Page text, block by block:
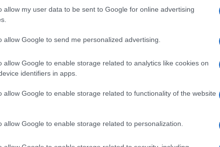
allow my user data to be sent to Google for online advertising
allow Google to send me personalized advertising.
allow Google to enable storage related to analytics like cookies on
identifiers in apps.
allow Google to enable storage related to functionality of the website
allow Google to enable storage related to personalization.
az osztályvezető.
engedélyre van szükség.